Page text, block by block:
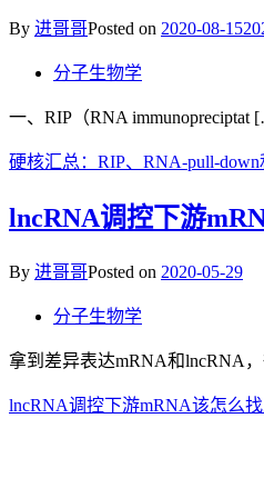
By 进哥哥Posted on 2020-08-15
分子生物学
一、RIP（RNA immunopreciptat
硬核汇总：RIP、RNA-pull-down
lncRNA调控下游
By 进哥哥Posted on 2020-05-29
分子生物学
拿到差异表达mRNA和lncRNA
lncRNA调控下游mRNA该怎么找